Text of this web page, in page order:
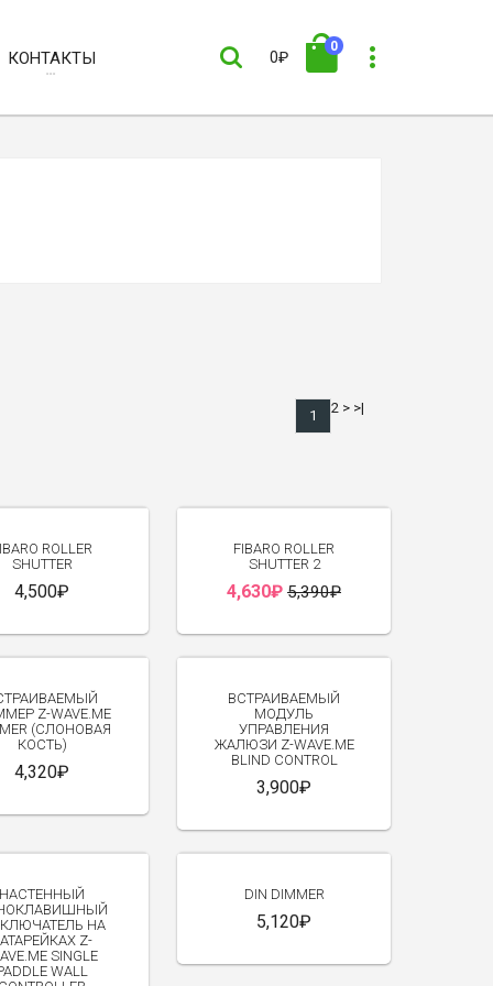
0₽
0
КОНТАКТЫ
1 2 > >|
ROLLER
SHUTTER
4,500₽
FIBARO ROLLER
SHUTTER 2
4,630₽ 5,390₽
Z-WAVE.ME
(СЛОНОВАЯ
КОСТЬ)
4,320₽
ВСТРАИВАЕМЫЙ
МОДУЛЬ
УПРАВЛЕНИЯ
ЖАЛЮЗИ Z-WAVE.ME
BLIND CONTROL
3,900₽
НАСТЕННЫЙ
НА
Z-
SINGLE
WALL
DIN DIMMER
5,120₽